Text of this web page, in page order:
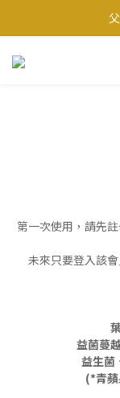
🍊橘子
第一次使用，請先
未來只要登入該
益菌蔓
益生菌
(*青